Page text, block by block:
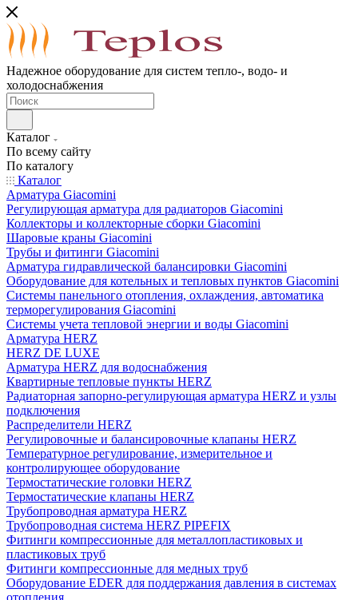
Надежное оборудование для систем тепло-, водо- и
холодоснабжения
Каталог
По всему сайту
По каталогу
Каталог
Арматура Giacomini
Регулирующая арматура для радиаторов Giacomini
Коллекторы и коллекторные сборки Giacomini
Шаровые краны Giacomini
Трубы и фитинги Giacomini
Арматура гидравлической балансировки Giacomini
Оборудование для котельных и тепловых пунктов Giacomini
Системы панельного отопления, охлаждения, автоматика
терморегулирования Giacomini
Системы учета тепловой энергии и воды Giacomini
Арматура HERZ
HERZ DE LUXE
Арматура HERZ для водоснабжения
Квартирные тепловые пункты HERZ
Радиаторная запорно-регулирующая арматура HERZ и узлы
подключения
Распределители HERZ
Регулировочные и балансировочные клапаны HERZ
Температурное регулирование, измерительное и
контролирующее оборудование
Термостатические головки HERZ
Термостатические клапаны HERZ
Трубопроводная арматура HERZ
Трубопроводная система HERZ PIPEFIX
Фитинги компрессионные для металлопластиковых и
пластиковых труб
Фитинги компрессионные для медных труб
Оборудование EDER для поддержания давления в системах
отопления